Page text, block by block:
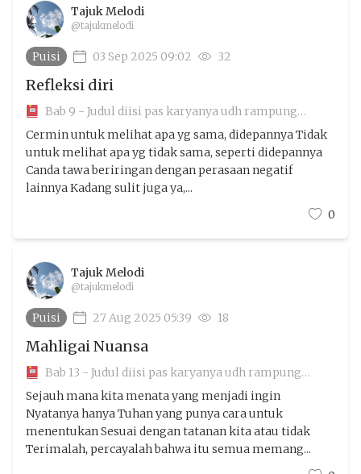
Tajuk Melodi
@tajukmelodi
Puisi 03 Sep 2025 09:02 32
Refleksi diri
Bab 9 - Judul diisi pas karyanya udh rampung
aamiin
Cermin untuk melihat apa yg sama, didepannya Tidak
untuk melihat apa yg tidak sama, seperti didepannya
Canda tawa beriringan dengan perasaan negatif
lainnya Kadang sulit juga ya,...
0
Tajuk Melodi
@tajukmelodi
Puisi 27 Aug 2025 05:39 18
Mahligai Nuansa
Bab 13 - Judul diisi pas karyanya udh rampung
aamiin
Sejauh mana kita menata yang menjadi ingin
Nyatanya hanya Tuhan yang punya cara untuk
menentukan Sesuai dengan tatanan kita atau tidak
Terimalah, percayalah bahwa itu semua memang...